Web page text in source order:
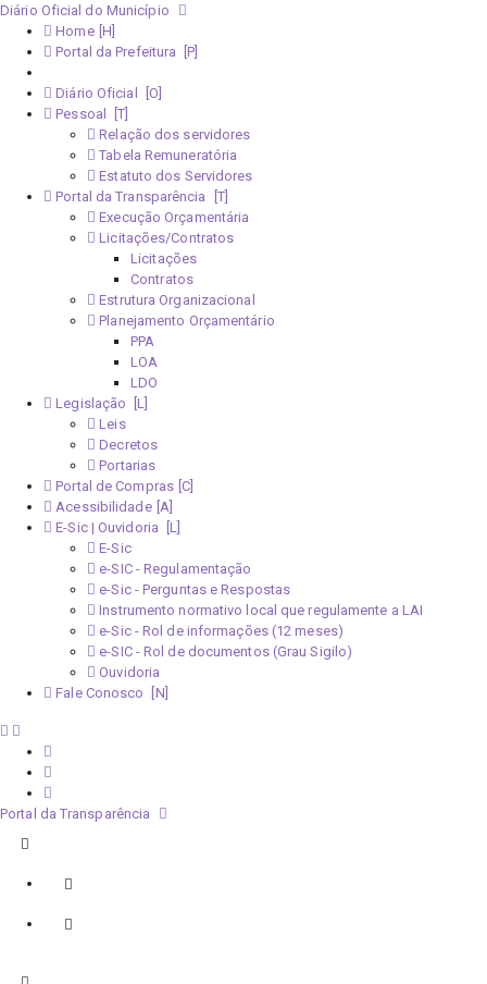
Diário Oficial do Município
Home
Portal da Prefeitura
Diário Oficial
Pessoal
Relação dos servidores
Tabela Remuneratória
Estatuto dos Servidores
Portal da Transparência
Execução Orçamentária
Licitações/Contratos
Licitações
Contratos
Estrutura Organizacional
Planejamento Orçamentário
PPA
LOA
LDO
Legislação
Leis
Decretos
Portarias
Portal de Compras
Acessibilidade
E-Sic | Ouvidoria
E-Sic
e-SIC - Regulamentação
e-Sic - Perguntas e Respostas
Instrumento normativo local que regulamente a LAI
e-Sic - Rol de informações (12 meses)
e-SIC - Rol de documentos (Grau Sigilo)
Ouvidoria
Fale Conosco
Portal da Transparência